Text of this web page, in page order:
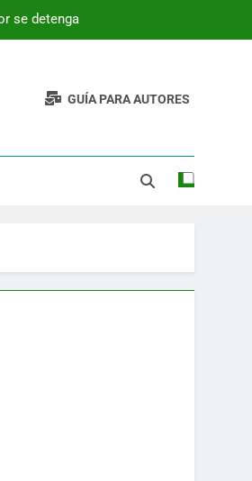
se detenga
GUÍA PARA AUTORES